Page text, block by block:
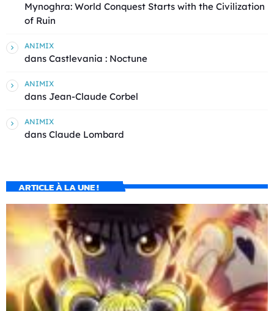
Mynoghra: World Conquest Starts with the Civilization
of Ruin
ANIMIX
dans Castlevania : Noctune
ANIMIX
dans Jean-Claude Corbel
ANIMIX
dans Claude Lombard
ARTICLE À LA UNE !